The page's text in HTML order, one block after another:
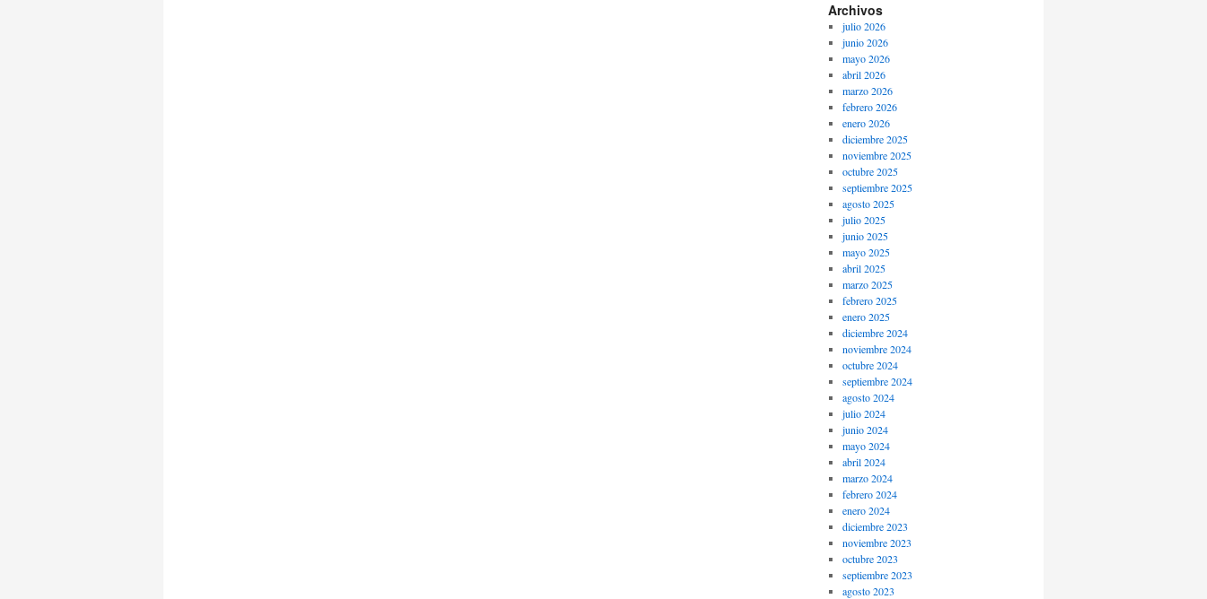
Archivos
julio 2026
junio 2026
mayo 2026
abril 2026
marzo 2026
febrero 2026
enero 2026
diciembre 2025
noviembre 2025
octubre 2025
septiembre 2025
agosto 2025
julio 2025
junio 2025
mayo 2025
abril 2025
marzo 2025
febrero 2025
enero 2025
diciembre 2024
noviembre 2024
octubre 2024
septiembre 2024
agosto 2024
julio 2024
junio 2024
mayo 2024
abril 2024
marzo 2024
febrero 2024
enero 2024
diciembre 2023
noviembre 2023
octubre 2023
septiembre 2023
agosto 2023